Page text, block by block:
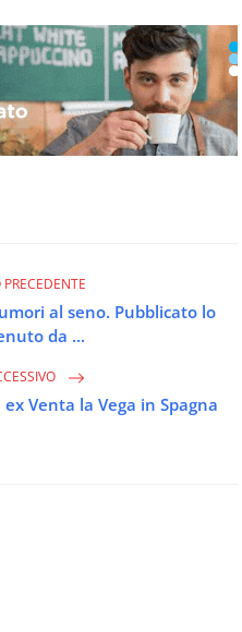
al seno. Pubblicato lo
da ...
Venta la Vega in Spagna